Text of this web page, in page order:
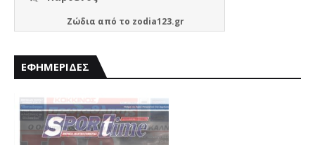
Ζώδια από το zodia123.gr
ΕΦΗΜΕΡΙΔΕΣ